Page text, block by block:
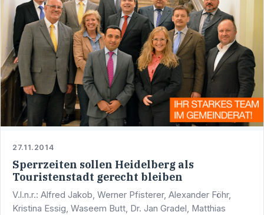
27.11.2014
Sperrzeiten sollen Heidelberg als
Touristenstadt gerecht bleiben
V.l.n.r.: Alfred Jakob, Werner Pfisterer, Alexander Föhr,
Kristina Essig, Waseem Butt, Dr. Jan Gradel, Matthias